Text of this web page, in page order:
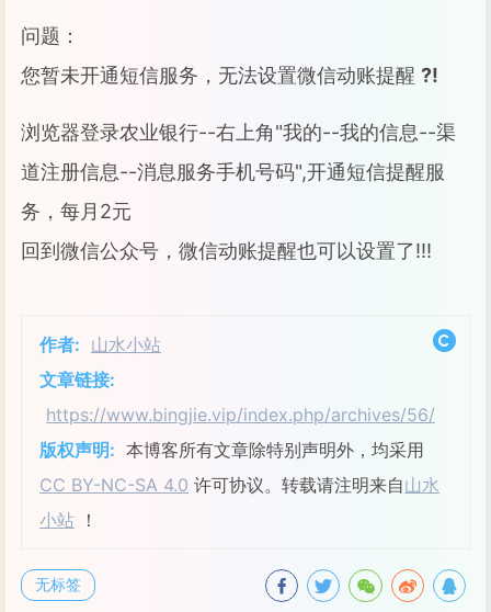
问题：
您暂未开通短信服务，无法设置微信动账提醒 ?!
浏览器登录农业银行--右上角"我的--我的信息--渠
道注册信息--消息服务手机号码",开通短信提醒服
务，每月2元
回到微信公众号，微信动账提醒也可以设置了!!!
作者: 山水小站
文章链接:
https://www.bingjie.vip/index.php/archives/56/
版权声明: 本博客所有文章除特别声明外，均采用
CC BY-NC-SA 4.0 许可协议。转载请注明来自山水
小站 ！
无标签